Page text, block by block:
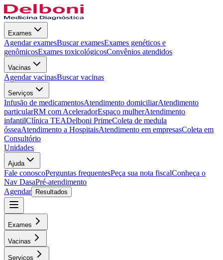
Exames
Agendar examesBuscar examesExames genéticos e
genômicosExames toxicológicosConvênios atendidos
Vacinas
Agendar vacinasBuscar vacinas
Serviços
Infusão de medicamentosAtendimento domiciliarAtendimento
particularRM com AceleradorEspaço mulherAtendimento
infantilClínica TEADelboni PrimeColeta de medula
ósseaAtendimento a HospitaisAtendimento em empresasColeta em
Consultório
Unidades
Ajuda
Fale conoscoPerguntas frequentesPeça sua nota fiscalConheça o
Nav DasaPré-atendimento
Agendar
Resultados
Exames
Vacinas
Serviços